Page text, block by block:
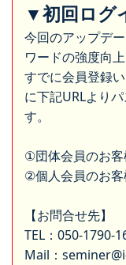
▼初回ログ
今回のアップデ
ワードの強度向
すでに会員登録
に下記URLより
す。
①団体会員のお客
②個人会員のお客
【お問合せ先】
TEL：050-1790-
Mail：